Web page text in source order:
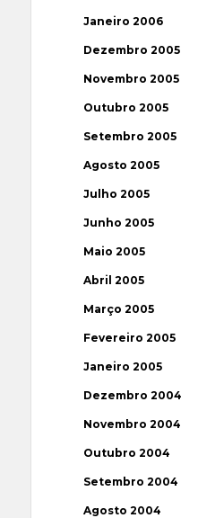
Janeiro 2006
Dezembro 2005
Novembro 2005
Outubro 2005
Setembro 2005
Agosto 2005
Julho 2005
Junho 2005
Maio 2005
Abril 2005
Março 2005
Fevereiro 2005
Janeiro 2005
Dezembro 2004
Novembro 2004
Outubro 2004
Setembro 2004
Agosto 2004